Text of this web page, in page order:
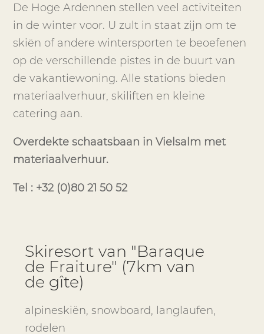
De Hoge Ardennen stellen veel activiteiten
in de winter voor. U zult in staat zijn om te
skiën of andere wintersporten te beoefenen
op de verschillende pistes in de buurt van
de vakantiewoning. Alle stations bieden
materiaalverhuur, skiliften en kleine
catering aan.
Overdekte schaatsbaan in Vielsalm met
materiaalverhuur.
Tel : +32 (0)80 21 50 52
Skiresort van "Baraque
de Fraiture" (7km van
de gîte)
alpineskiën, snowboard, langlaufen,
rodelen